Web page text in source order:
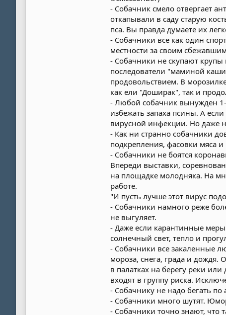
- Собачник смело отвергает
откапывали в саду старую
пса. Вы правда думаете их
- Собачники все как один
местности за своим
- Собачники не скупают крупы
последователи "маминой
продовольствием. В
как ели "Доширак", так и
- Любой собачник вынужден
избежать запаха псины. А
вирусной инфекции. Но даже
- Как ни странно собачники
подкрепления, фасовки мяса
- Собачники не боятся
Впереди выставки,
на площадке молодняка. На
работе.
"И пусть лучше этот вирус
- Собачники намного реже
не выгуляет.
- Даже если карантинные
солнечный свет, тепло и
- Собачники все закаленные
мороза, снега, града и
в палатках на берегу реки
входят в группу риска.
- Собачнику не надо бегать
- Собачники много шутят.
- Собачники точно знают, что